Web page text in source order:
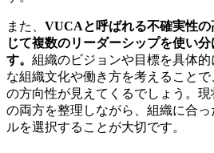
また、 VUCAと呼ばれる不確実性
じて複数のリーダーシップを使い
す。 組織のビジョンや目標を具体
な組織文化や働き方を考えること
の方向性が見えてくるでしょう。
の両方を整理しながら、組織に合
ルを選択することが大切です。